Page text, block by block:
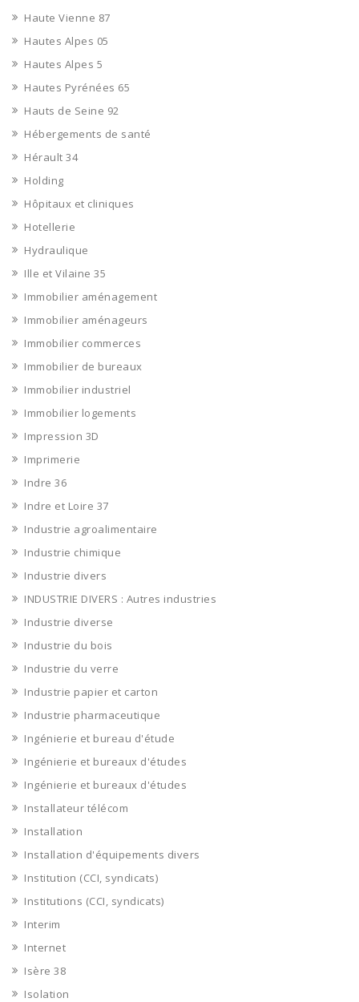
Haute Vienne 87
Hautes Alpes 05
Hautes Alpes 5
Hautes Pyrénées 65
Hauts de Seine 92
Hébergements de santé
Hérault 34
Holding
Hôpitaux et cliniques
Hotellerie
Hydraulique
Ille et Vilaine 35
Immobilier aménagement
Immobilier aménageurs
Immobilier commerces
Immobilier de bureaux
Immobilier industriel
Immobilier logements
Impression 3D
Imprimerie
Indre 36
Indre et Loire 37
Industrie agroalimentaire
Industrie chimique
Industrie divers
INDUSTRIE DIVERS : Autres industries
Industrie diverse
Industrie du bois
Industrie du verre
Industrie papier et carton
Industrie pharmaceutique
Ingénierie et bureau d'étude
Ingénierie et bureaux d'études
Ingénierie et bureaux d'études
Installateur télécom
Installation
Installation d'équipements divers
Institution (CCI, syndicats)
Institutions (CCI, syndicats)
Interim
Internet
Isère 38
Isolation